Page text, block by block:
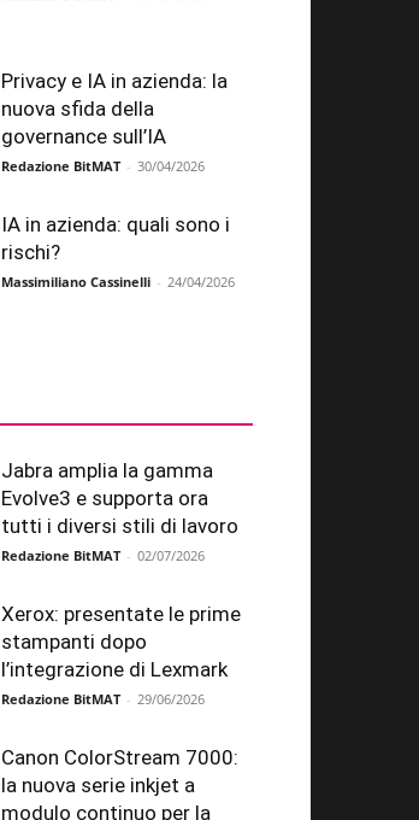
Privacy e IA in azienda: la
nuova sfida della
governance sull’IA
Redazione BitMAT - 30/04/2026
IA in azienda: quali sono i
rischi?
Massimiliano Cassinelli - 24/04/2026
Jabra amplia la gamma
Evolve3 e supporta ora
tutti i diversi stili di lavoro
Redazione BitMAT - 02/07/2026
Xerox: presentate le prime
stampanti dopo
l’integrazione di Lexmark
Redazione BitMAT - 29/06/2026
Canon ColorStream 7000:
la nuova serie inkjet a
modulo continuo per la